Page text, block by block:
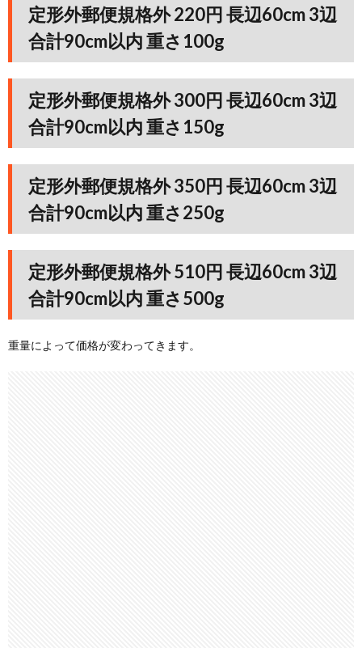
定形外郵便規格外 220円 長辺60cm 3辺
合計90cm以内 重さ100g
定形外郵便規格外 300円 長辺60cm 3辺
合計90cm以内 重さ150g
定形外郵便規格外 350円 長辺60cm 3辺
合計90cm以内 重さ250g
定形外郵便規格外 510円 長辺60cm 3辺
合計90cm以内 重さ500g
重量によって価格が変わってきます。